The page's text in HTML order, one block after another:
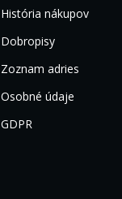
História nákupov
Dobropisy
Zoznam adries
Osobné údaje
GDPR